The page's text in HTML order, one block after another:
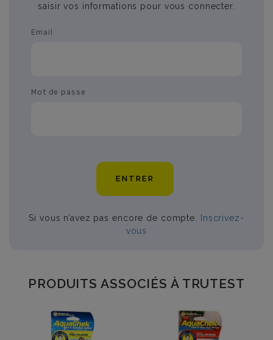
saisir vos informations pour vous connecter.
Email
Mot de passe
ENTRER
Si vous n’avez pas encore de compte.
Inscrivez-
vous
PRODUITS ASSOCIÉS À TRUTEST